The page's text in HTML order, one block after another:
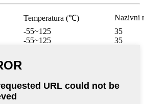
Temperatura (℃)
Nazivni
-55~125
35
-55~125 35